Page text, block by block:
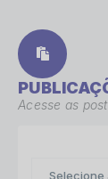
Acesse as